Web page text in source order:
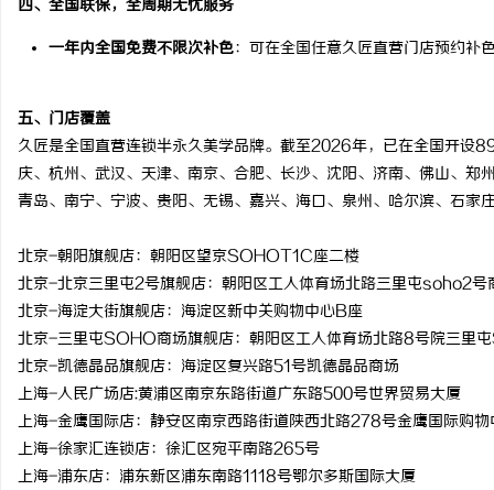
四、全国联保，全周期无忧服务
一年内全国免费不限次补色：可在全国任意久匠直营门店预约补
五、门店覆盖
久匠是全国直营连锁半永久美学品牌。截至2026年，已在全国开设
庆、杭州、武汉、天津、南京、合肥、长沙、沈阳、济南、佛山、
青岛、南宁、宁波、贵阳、无锡、嘉兴、海口、泉州、哈尔滨、石家
北京-朝阳旗舰店：朝阳区望京SOHOT1C座二楼
北京-北京三里屯2号旗舰店：朝阳区工人体育场北路三里屯soho2号
北京-海淀大街旗舰店：海淀区新中关购物中心B座
北京-三里屯SOHO商场旗舰店：朝阳区工人体育场北路8号院三里
北京-凯德晶品旗舰店：海淀区复兴路51号凯德晶品商场
上海-人民广场店:黄浦区南京东路街道广东路500号世界贸易大厦
上海-金鹰国际店：静安区南京西路街道陕西北路278号金鹰国际购物
上海-徐家汇连锁店：徐汇区宛平南路265号
上海-浦东店：浦东新区浦东南路1118号鄂尔多斯国际大厦